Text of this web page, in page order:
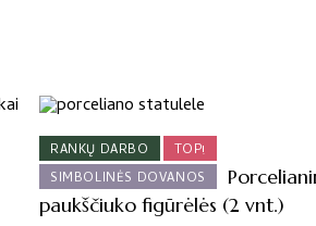
RANKŲ DARBO
TOP!
SIMBOLINĖS DOVANOS
paukščiuko figūrėlės (2 vnt.)